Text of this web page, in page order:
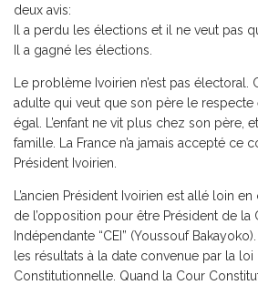
deux avis:
Il a perdu les élections et il ne veut pas
Il a gagné les élections.
Le problème Ivoirien n’est pas électoral.
adulte qui veut que son père le respecte
égal. L’enfant ne vit plus chez son père,
famille. La France n’a jamais accepté ce
Président Ivoirien.
L’ancien Président Ivoirien est allé loin
de l’opposition pour être Président de
Indépendante “CEI” (Youssouf
les résultats à la date convenue par la
Constitutionnelle. Quand la Cour